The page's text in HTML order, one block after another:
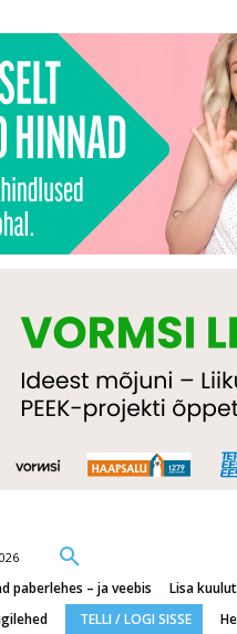
paberlehes – ja veebis Lisa
TELLI / LOGI SISSE